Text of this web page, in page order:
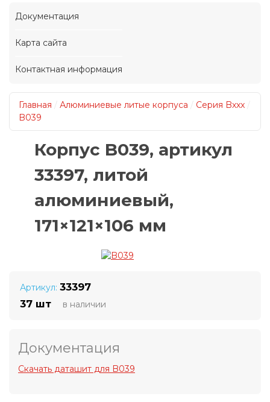
Документация
Карта сайта
Контактная информация
Главная Алюминиевые литые корпуса Серия Bxxx
B039
Корпус B039, артикул
33397, литой
алюминиевый,
171×121×106 мм
Артикул: 33397
37 шт
в наличии
Документация
Скачать даташит для B039